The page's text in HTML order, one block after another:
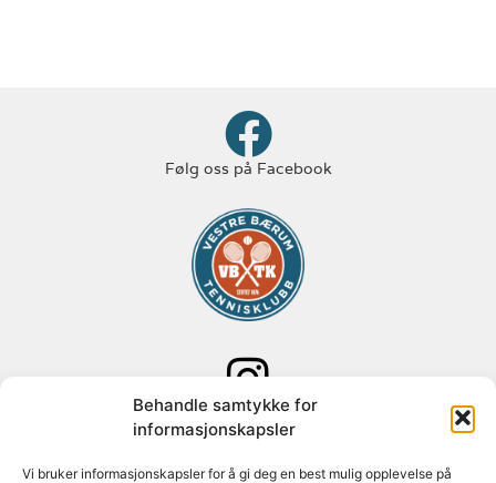
Behandle samtykke for
informasjonskapsler
Vi bruker informasjonskapsler for å gi deg en best mulig opplevelse på
Følg oss på Facebook
Følg oss på Instagram
Adresse: Paal Bergs vei 125